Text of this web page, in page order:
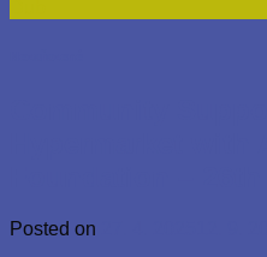
Posted on